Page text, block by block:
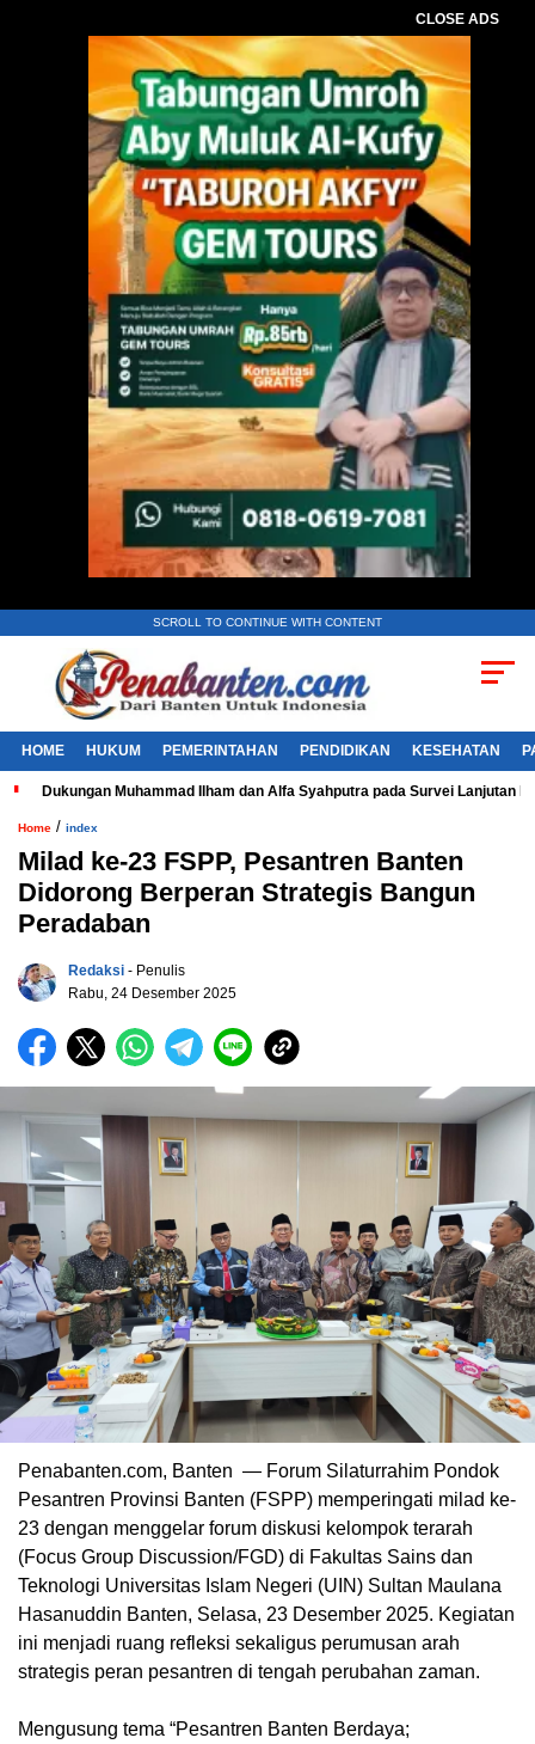
CLOSE ADS
SCROLL TO CONTINUE WITH CONTENT
HOME HUKUM PEMERINTAHAN PENDIDIKAN KESEHATAN
Dukungan Muhammad Ilham dan Alfa Syahputra pada Survei Lanjutan
Home / index
Milad ke-23 FSPP, Pesantren Banten
Didorong Berperan Strategis Bangun
Peradaban
Redaksi - Penulis
Rabu, 24 Desember 2025
Penabanten.com, Banten — Forum Silaturrahim Pondok
Pesantren Provinsi Banten (FSPP) memperingati milad ke-
23 dengan menggelar forum diskusi kelompok terarah
(Focus Group Discussion/FGD) di Fakultas Sains dan
Teknologi Universitas Islam Negeri (UIN) Sultan Maulana
Hasanuddin Banten, Selasa, 23 Desember 2025. Kegiatan
ini menjadi ruang refleksi sekaligus perumusan arah
strategis peran pesantren di tengah perubahan zaman.
Mengusung tema “Pesantren Banten Berdaya;